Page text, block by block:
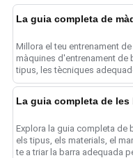
Millora el teu entrenament
màquines d'entrenament de
tipus, les tècniques
La guia completa de
Explora la guia completa de
els tipus, els materials, el
te a triar la barra adequada